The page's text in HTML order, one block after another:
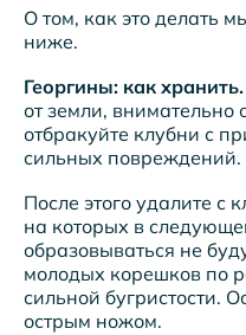
О том, как это делать
ниже.
Георгины: как хранить.
от земли, внимательно
отбракуйте клубни с
сильных повреждений.
После этого удалите с
на которых в
образовываться не
молодых корешков по
сильной бугристости.
острым ножом.